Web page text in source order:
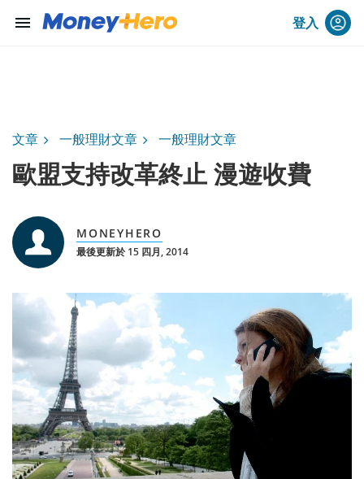
menu 登入
文章 一般理財文章 一般理財文章
歐盟支持改革終止 漫遊收費
MONEYHERO
最後更新於 15 四月, 2014